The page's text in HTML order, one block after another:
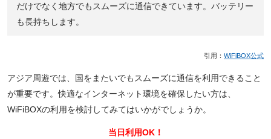
だけでなく地方でもスムーズに通信できています。バッテリー
も長持ちします。
引用： WiFiBOX公式
アジア周遊では、国をまたいでもスムーズに通信を利用できること
が重要です。快適なインターネット環境を確保したい方は、
WiFiBOXの利用を検討してみてはいかがでしょうか。
当日利用OK！